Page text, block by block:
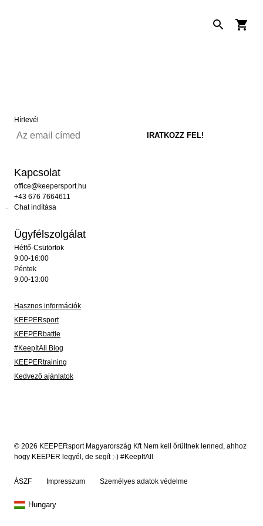
Hírlevél
Kapcsolat
office@keepersport.hu
+43 676 7664611
Chat indítása
Ügyfélszolgálat
Hétfő-Csütörtök
9:00-16:00
Péntek
9:00-13:00
Hasznos információk
KEEPERsport
KEEPERbattle
#KeepItAll Blog
KEEPERtraining
Kedvező ajánlatok
© 2026 KEEPERsport Magyarország Kft Nem kell őrültnek lenned, ahhoz
hogy KEEPER legyél, de segít ;-) #KeepItAll
ÁSZF Impresszum Személyes adatok védelme
Hungary